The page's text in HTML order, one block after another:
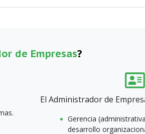
de Empresas?
El Administrador de
Gerencia
desarrollo